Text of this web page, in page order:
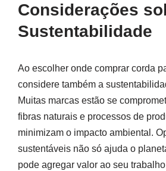
Considerações
Sustentabilidade
Ao escolher onde comprar corda
considere também a
Muitas marcas estão se
fibras naturais e processos de
minimizam o impacto ambiental.
sustentáveis não só ajuda o
pode agregar valor ao seu